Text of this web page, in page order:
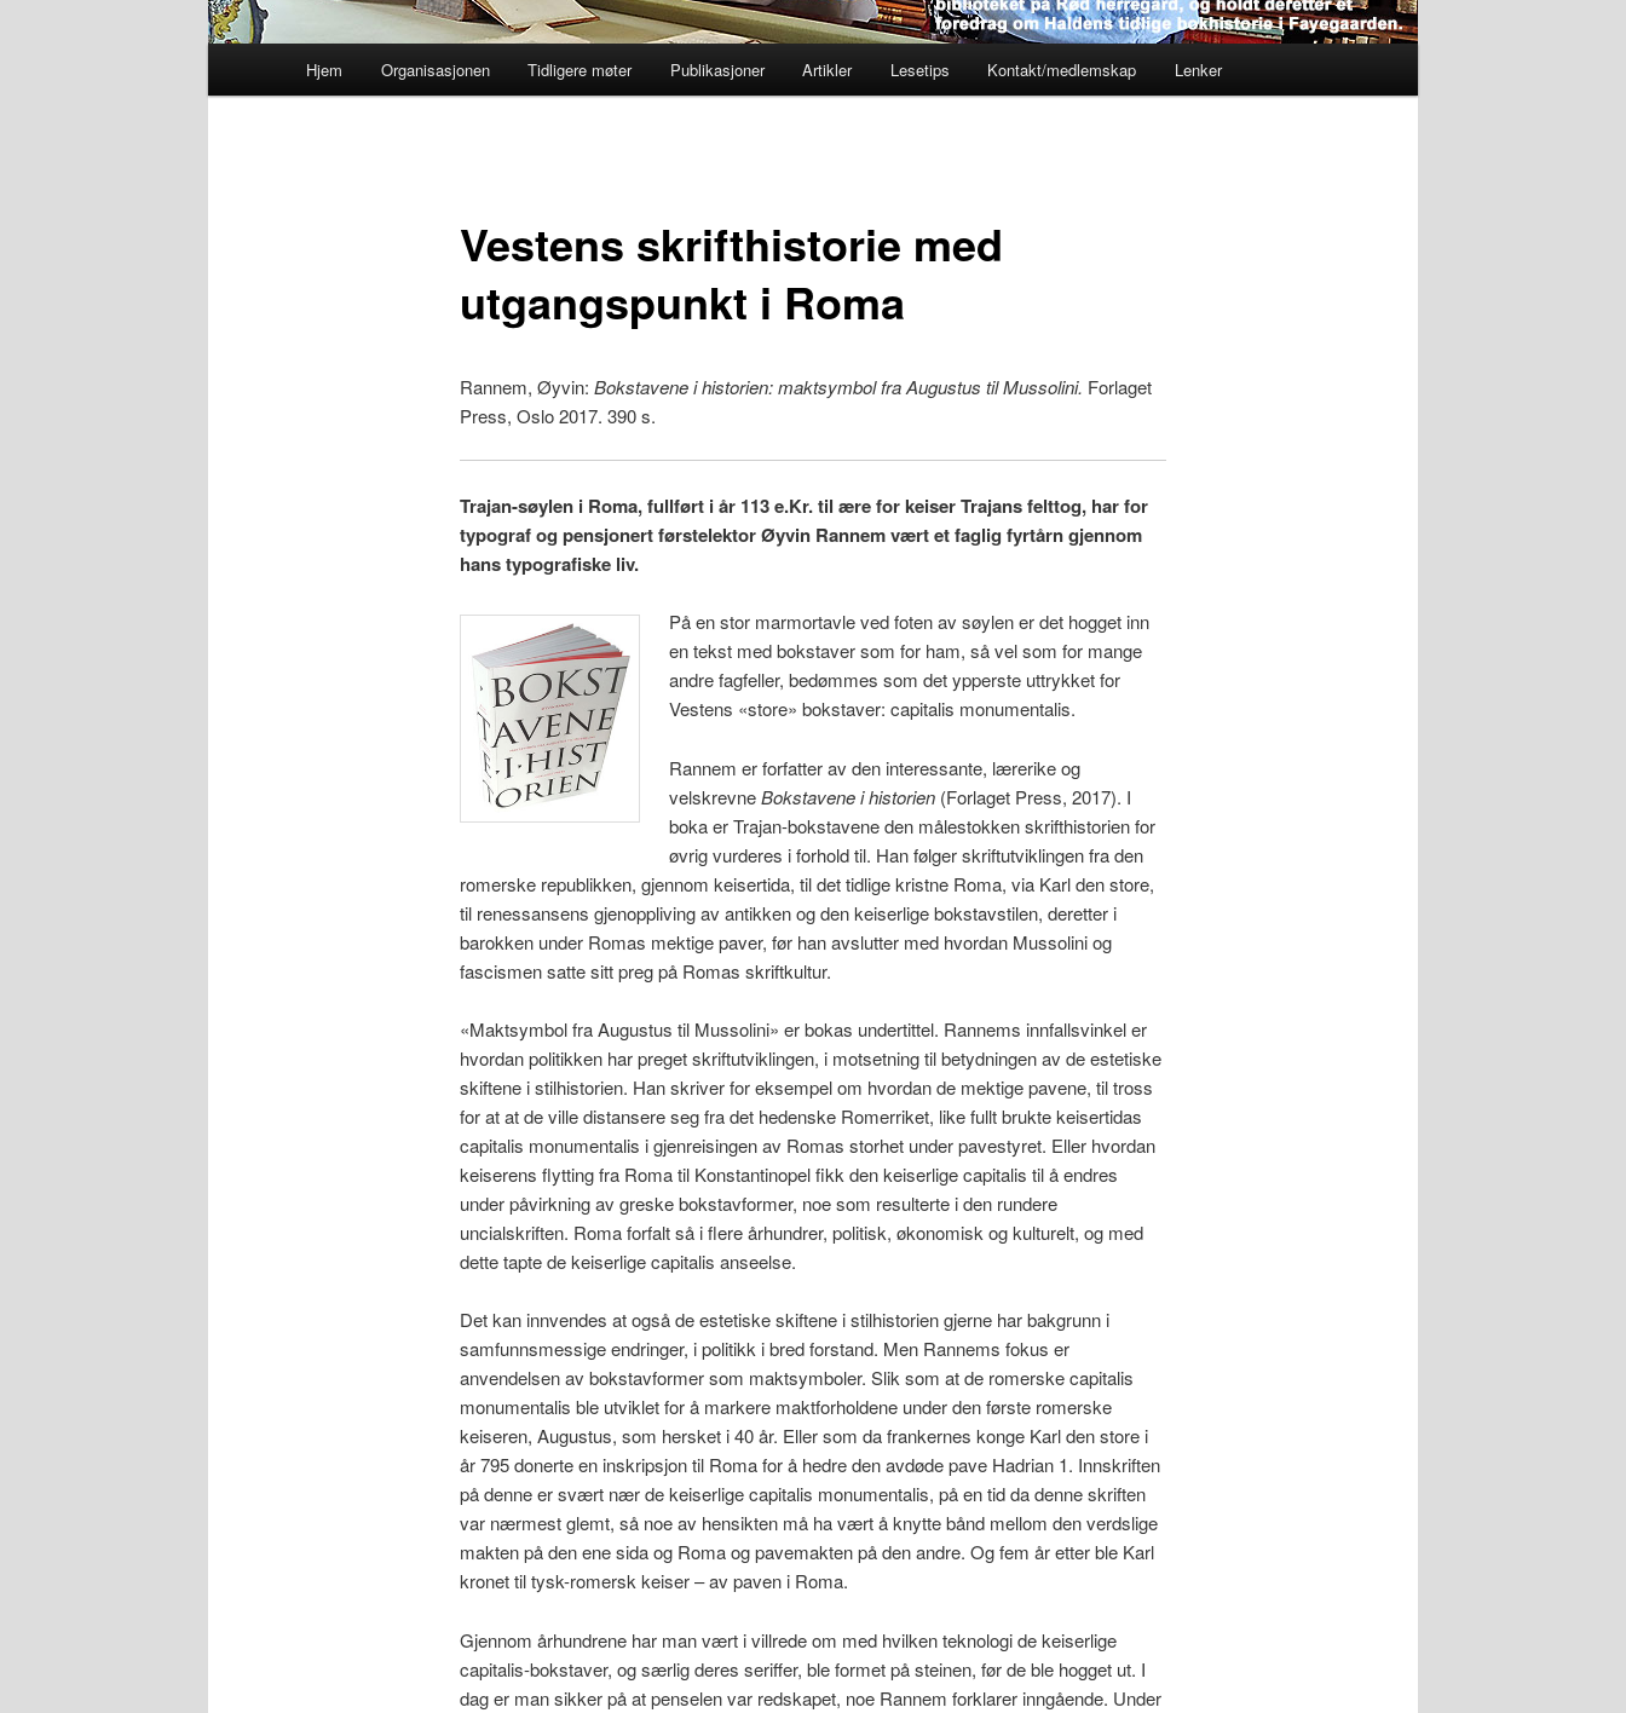
Gå
Hjem Organisasjonen Tidligere møter Publikasjoner Artikler Lesetips Kontakt/medlemskap Lenker
Vestens skrifthistorie med
utgangspunkt i Roma
Rannem, Øyvin: Bokstavene i historien: maktsymbol fra Augustus til Mussolini. Forlaget
Press, Oslo 2017. 390 s.
Trajan-søylen i Roma, fullført i år 113 e.Kr. til ære for keiser Trajans felttog, har for
typograf og pensjonert førstelektor Øyvin Rannem vært et faglig fyrtårn gjennom
hans typografiske liv.
På en stor marmortavle ved foten av søylen er det hogget inn
en tekst med bokstaver som for ham, så vel som for mange
andre fagfeller, bedømmes som det ypperste uttrykket for
Vestens «store» bokstaver: capitalis monumentalis.
Rannem er forfatter av den interessante, lærerike og
velskrevneBokstavene i historien (Forlaget Press, 2017). I
boka er Trajan-bokstavene den målestokken skrifthistorien for
øvrig vurderes i forhold til. Han følger skriftutviklingen fra den
romerske republikken, gjennom keisertida, til det tidlige kristne Roma, via Karl den store,
til renessansens gjenoppliving av antikken og den keiserlige bokstavstilen, deretter i
barokken under Romas mektige paver, før han avslutter med hvordan Mussolini og
fascismen satte sitt preg på Romas skriftkultur.
«Maktsymbol fra Augustus til Mussolini» er bokas undertittel. Rannems innfallsvinkel er
hvordan politikken har preget skriftutviklingen, i motsetning til betydningen av de estetiske
skiftene i stilhistorien. Han skriver for eksempel om hvordan de mektige pavene, til tross
for at at de ville distansere seg fra det hedenske Romerriket, like fullt brukte keisertidas
capitalis monumentalis i gjenreisingen av Romas storhet under pavestyret. Eller hvordan
keiserens flytting fra Roma til Konstantinopel fikk den keiserlige capitalis til å endres
under påvirkning av greske bokstavformer, noe som resulterte i den rundere
uncialskriften. Roma forfalt så i flere århundrer, politisk, økonomisk og kulturelt, og med
dette tapte de keiserlige capitalis anseelse.
Det kan innvendes at også de estetiske skiftene i stilhistorien gjerne har bakgrunn i
samfunnsmessige endringer, i politikk i bred forstand. Men Rannems fokus er
anvendelsen av bokstavformer som maktsymboler. Slik som at de romerske capitalis
monumentalis ble utviklet for å markere maktforholdene under den første romerske
keiseren, Augustus, som hersket i 40 år. Eller som da frankernes konge Karl den store i
år 795 donerte en inskripsjon til Roma for å hedre den avdøde pave Hadrian 1. Innskriften
på denne er svært nær de keiserlige capitalis monumentalis, på en tid da denne skriften
var nærmest glemt, så noe av hensikten må ha vært å knytte bånd mellom den verdslige
makten på den ene sida og Roma og pavemakten på den andre. Og fem år etter ble Karl
kronet til tysk-romersk keiser – av paven i Roma.
Gjennom århundrene har man vært i villrede om med hvilken teknologi de keiserlige
capitalis-bokstaver, og særlig deres seriffer, ble formet på steinen, før de ble hogget ut. I
dag er man sikker på at penselen var redskapet, noe Rannem forklarer inngående. Under